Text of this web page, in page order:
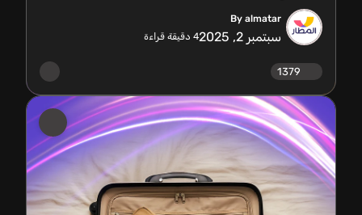
By almatar
سبتمبر 2, 2025 4 دقيقة قراءة